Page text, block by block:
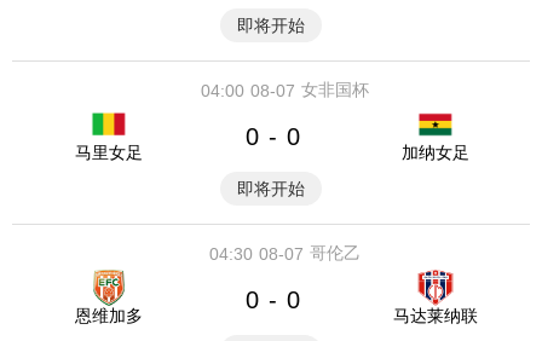
即将开始
08-07
04:00 女非国杯
马里女足
0 - 0
加纳女足
即将开始
08-07
04:30 哥伦乙
恩维加多
0 - 0
马达莱纳联